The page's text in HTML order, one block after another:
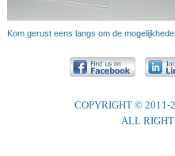
Kom gerust eens langs om de
COPYRIGHT © 2011-
ALL